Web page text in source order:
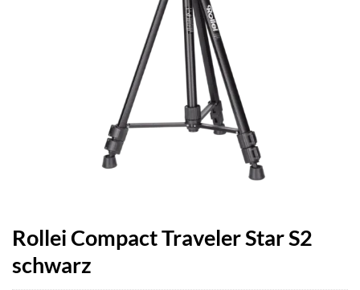
Rollei Compact Traveler Star S2
schwarz